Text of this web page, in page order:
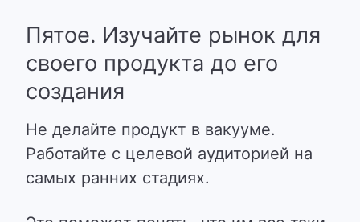
Пятое. Изучайте рынок для
своего продукта до его
создания
Не делайте продукт в вакууме.
Работайте с целевой аудиторией на
самых ранних стадиях.